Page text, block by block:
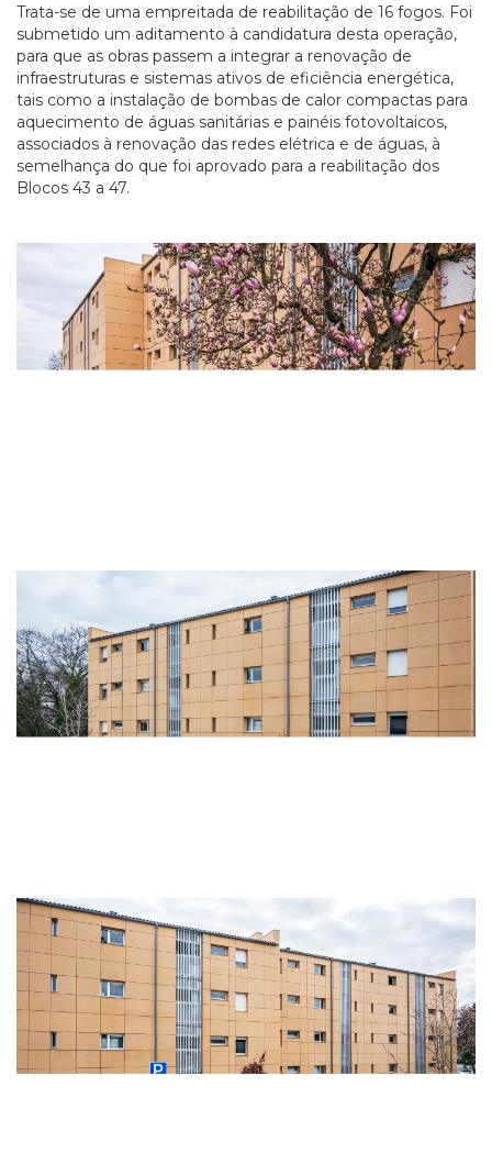
Trata-se de uma empreitada de reabilitação de 16 fogos. Foi
submetido um aditamento à candidatura desta operação,
para que as obras passem a integrar a renovação de
infraestruturas e sistemas ativos de eficiência energética,
tais como a instalação de bombas de calor compactas para
aquecimento de águas sanitárias e painéis fotovoltaicos,
associados à renovação das redes elétrica e de águas, à
semelhança do que foi aprovado para a reabilitação dos
Blocos 43 a 47.